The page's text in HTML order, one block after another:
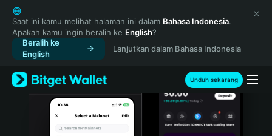
English
日本語
Tiếng Việt
Русский
Español (Latinoamérica)
Türkçe
Italiano
Saat ini kamu melihat halaman ini dalam Bahasa Indonesia.
Apakah kamu ingin beralih ke English?
Beralih ke
English
Lanjutkan dalam Bahasa Indonesia
Unduh sekarang